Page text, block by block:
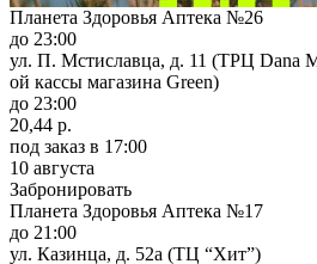
Планета Здоровья Аптека №26
до 23:00
ул. П. Мстиславца, д. 11 (ТРЦ Dana
ой кассы магазина Green)
до 23:00
20,44 р.
под заказ в 17:00
10 августа
Забронировать
Планета Здоровья Аптека №17
до 21:00
ул. Казинца, д. 52а (ТЦ “Хит”)